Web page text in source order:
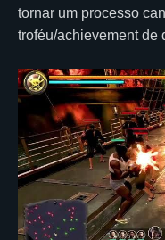
tornar um processo
troféu/achievement de